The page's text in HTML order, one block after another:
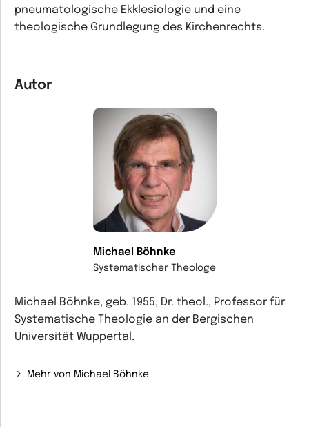
pneumatologische Ekklesiologie und eine
theologische Grundlegung des Kirchenrechts.
Autor
Michael Böhnke
Systematischer Theologe
Michael Böhnke, geb. 1955, Dr. theol., Professor für
Systematische Theologie an der Bergischen
Universität Wuppertal.
Mehr von Michael Böhnke